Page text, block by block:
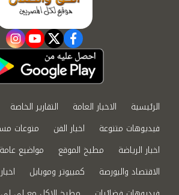
facebook
twitter
الرئيسية الاخبار العامة التقارير الخاصة
فيديوهات متنوعة
اخبار الفن
منوعات
اخبار الرياضة
مطبخ الموقع
مواضيع عامة
الاقتصاد والبورصة
كمبيوتر وموبايل